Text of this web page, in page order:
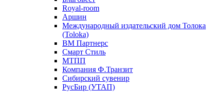
Royal-room
Аршин
Международный издательский дом Толока
(Toloka)
ВМ Партнерс
Смарт Стиль
МТПП
Компания Ф.Транзит
Сибирский сувенир
РусБир (УТАП)